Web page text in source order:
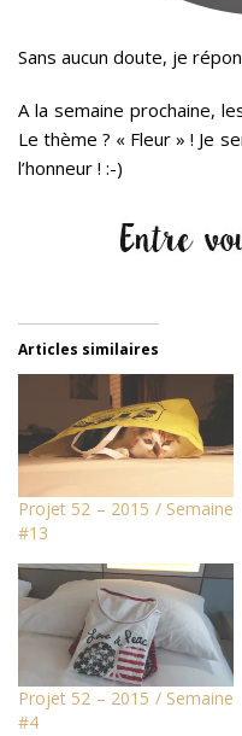
Sans aucun doute, je
A la semaine prochaine,
Le thème ? « Fleur » ! Je
l’honneur ! :-)
Articles similaires
Projet 52 – 2015 / Semaine
#13
Projet 52 – 2015 / Semaine
#4